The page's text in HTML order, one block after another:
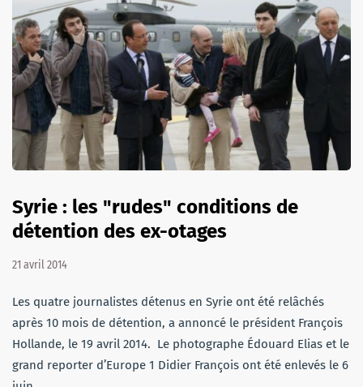
Syrie : les "rudes" conditions de
détention des ex-otages
21 avril 2014
Les quatre journalistes détenus en Syrie ont été relâchés
après 10 mois de détention, a annoncé le président François
Hollande, le 19 avril 2014. Le photographe Édouard Elias et le
grand reporter d’Europe 1 Didier François ont été enlevés le 6